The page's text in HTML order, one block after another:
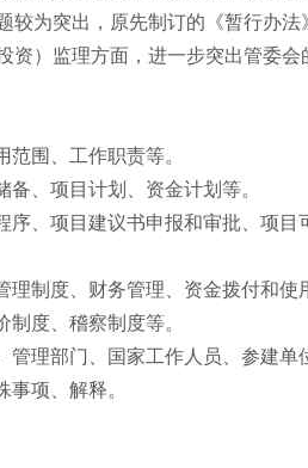
为突出，原先制订的《暂行办
）监理方面，进一步突出管委
围、工作职责等。
、项目计划、资金计划等。
序、项目建议书申报和审批、项
制度、财务管理、资金拨付和使
度、稽察制度等。
理部门、国家工作人员、参建单
项、解释。